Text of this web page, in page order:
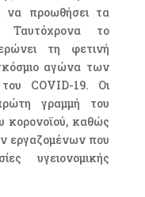
να προωθήσει τα
Ταυτόχρονα το
τη φετινή
αγώνα των
COVID-19. Οι
γραμμή του
κορονοϊού, καθώς
εργαζομένων που
υγειονομικής